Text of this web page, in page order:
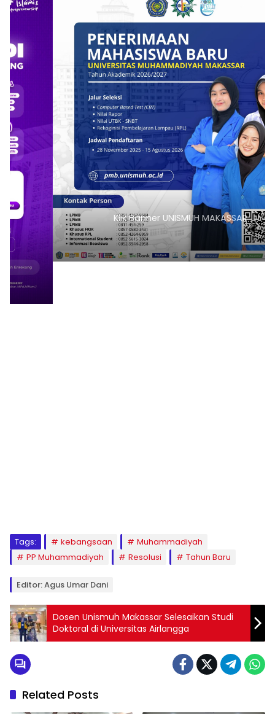
Klik Banner UNISMUH MAKASSAR
Tags: kebangsaan
Muhammadiyah
PP Muhammadiyah
Resolusi Tahun Baru
Editor: Agus Umar Dani
Dosen Unismuh Makassar Selesaikan Studi
Doktoral di Universitas Airlangga
Related Posts